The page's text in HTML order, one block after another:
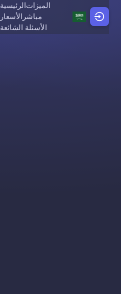
Skip to content
الرئيسيةالميزات
الأسعار مباشر
الأسئلة الشائعة